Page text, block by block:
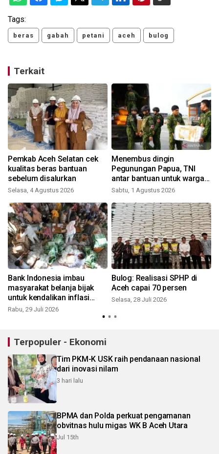
Tags:
beras gabah petani aceh bulog
Terkait
Pemkab Aceh Selatan cek
kualitas beras bantuan
sebelum disalurkan
Selasa, 4 Agustus 2026
Menembus dingin
Pegunungan Papua, TNI
antar bantuan untuk warga
yang kelaparan
Sabtu, 1 Agustus 2026
Bank Indonesia imbau
masyarakat belanja bijak
untuk kendalikan inflasi
Aceh
Rabu, 29 Juli 2026
Bulog: Realisasi SPHP di
Aceh capai 70 persen
Selasa, 28 Juli 2026
Terpopuler - Ekonomi
Tim PKM-K USK raih pendanaan nasional
dari inovasi nilam
3 hari lalu
BPMA dan Polda perkuat pengamanan
obvitnas hulu migas WK B Aceh Utara
Jul 15th